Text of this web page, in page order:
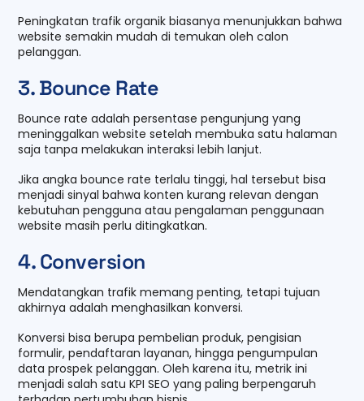
Peningkatan trafik organik biasanya menunjukkan bahwa
website semakin mudah di temukan oleh calon
pelanggan.
3. Bounce Rate
Bounce rate adalah persentase pengunjung yang
meninggalkan website setelah membuka satu halaman
saja tanpa melakukan interaksi lebih lanjut.
Jika angka bounce rate terlalu tinggi, hal tersebut bisa
menjadi sinyal bahwa konten kurang relevan dengan
kebutuhan pengguna atau pengalaman penggunaan
website masih perlu ditingkatkan.
4. Conversion
Mendatangkan trafik memang penting, tetapi tujuan
akhirnya adalah menghasilkan konversi.
Konversi bisa berupa pembelian produk, pengisian
formulir, pendaftaran layanan, hingga pengumpulan
data prospek pelanggan. Oleh karena itu, metrik ini
menjadi salah satu KPI SEO yang paling berpengaruh